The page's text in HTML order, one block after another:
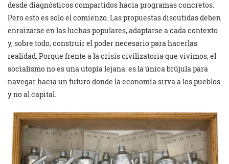
desde diagnósticos compartidos hacia programas concretos.
Pero esto es solo el comienzo. Las propuestas discutidas deben
enraizarse en las luchas populares, adaptarse a cada contexto
y, sobre todo, construir el poder necesario para hacerlas
realidad. Porque frente a la crisis civilizatoria que vivimos, el
socialismo no es una utopía lejana: es la única brújula para
navegar hacia un futuro donde la economía sirva a los pueblos
y no al capital.